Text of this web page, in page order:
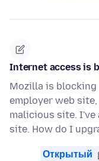
Internet access is
Mozilla is blocking
employer web
malicious site. I've
site. How do I
Открытый